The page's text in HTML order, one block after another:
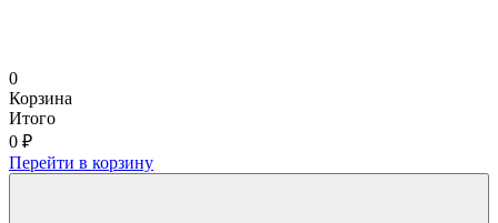
0
Корзина
Итого
0 ₽
Перейти в корзину